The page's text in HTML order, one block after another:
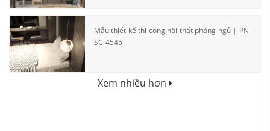
Mẫu thiết kế thi công nội thất phòng ngủ | PN-
SC-4545
Xem nhiều hơn